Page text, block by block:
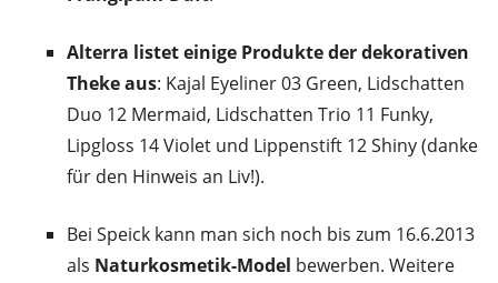
Alterra listet einige Produkte der dekorativen
Theke aus: Kajal Eyeliner 03 Green, Lidschatten
Duo 12 Mermaid, Lidschatten Trio 11 Funky,
Lipgloss 14 Violet und Lippenstift 12 Shiny (danke
für den Hinweis an Liv!).
Bei Speick kann man sich noch bis zum 16.6.2013
als Naturkosmetik-Model bewerben. Weitere